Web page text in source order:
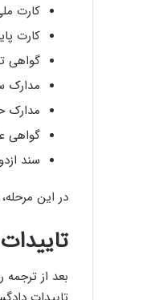
کارت
کارت
گواهی
مدارک
مدارک
گواهی
سند
در این
بعد از